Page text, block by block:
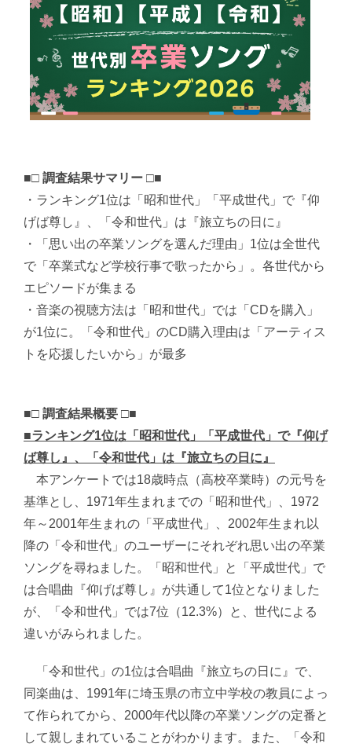
■□ 調査結果サマリー □■
・ランキング1位は「昭和世代」「平成世代」で『仰
げば尊し』、「令和世代」は『旅立ちの日に』
・「思い出の卒業ソングを選んだ理由」1位は全世代
で「卒業式など学校行事で歌ったから」。各世代から
エピソードが集まる
・音楽の視聴方法は「昭和世代」では「CDを購入」
が1位に。「令和世代」のCD購入理由は「アーティス
トを応援したいから」が最多
■□ 調査結果概要 □■
■ランキング1位は「昭和世代」「平成世代」で『仰げ
ば尊し』、「令和世代」は『旅立ちの日に』
本アンケートでは18歳時点（高校卒業時）の元号を
基準とし、1971年生まれまでの「昭和世代」、1972
年～2001年生まれの「平成世代」、2002年生まれ以
降の「令和世代」のユーザーにそれぞれ思い出の卒業
ソングを尋ねました。「昭和世代」と「平成世代」で
は合唱曲『仰げば尊し』が共通して1位となりました
が、「令和世代」では7位（12.3%）と、世代による
違いがみられました。
「令和世代」の1位は合唱曲『旅立ちの日に』で、
同楽曲は、1991年に埼玉県の市立中学校の教員によっ
て作られてから、2000年代以降の卒業ソングの定番と
して親しまれていることがわかります。また、「令和